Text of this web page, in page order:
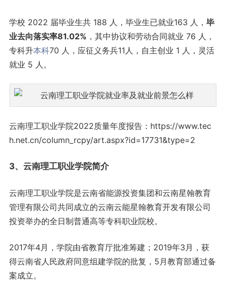
学校 2022 届毕业生共 188 人，毕业生已就业163 人， 毕
业去向落实率81.02% ，其中协议和劳动合同就业 76 人，
专科升本科70 人，应征义务兵11人，自主创业 1 人，灵活
就业 5 人。
云南理工职业学院2022质量年度报告：https://www.tec
h.net.cn/column_rcpy/art.aspx?id=17731&type=2
3、云南理工职业学院简介
云南理工职业学院是云南省能源投资集团和云南星翰教育
管理有限公司共同成立的云南云能星翰教育开发有限公司
投资举办的全日制普通高等专科职业院校。
2017年4月，学院由省教育厅批准筹建；2019年3月，获
得云南省人民政府同意组建学院的批复，5月教育部通过备
案成立。